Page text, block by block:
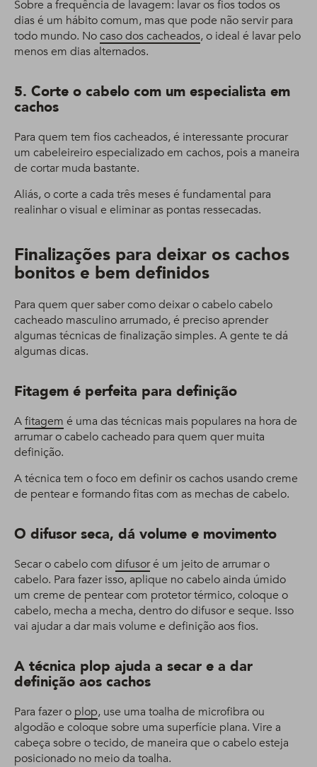
Sobre a frequência de lavagem: lavar os fios todos os
dias é um hábito comum, mas que pode não servir para
todo mundo. Nocaso dos cacheados, o ideal é lavar pelo
menos em dias alternados.
5. Corte o cabelo com um especialista em
cachos
Para quem tem fios cacheados, é interessante procurar
um cabeleireiro especializado em cachos, pois a maneira
de cortar muda bastante.
Aliás, o corte a cada três meses é fundamental para
realinhar o visual e eliminar as pontas ressecadas.
Finalizações para deixar os cachos
bonitos e bem definidos
Para quem quer saber como deixar o cabelo cabelo
cacheado masculino arrumado, é preciso aprender
algumas técnicas de finalização simples. A gente te dá
algumas dicas.
Fitagem é perfeita para definição
Afitagem é uma das técnicas mais populares na hora de
arrumar o cabelo cacheado para quem quer muita
definição.
A técnica tem o foco em definir os cachos usando creme
de pentear e formando fitas com as mechas de cabelo.
O difusor seca, dá volume e movimento
Secar o cabelo com difusoré um jeito de arrumar o
cabelo. Para fazer isso, aplique no cabelo ainda úmido
um creme de pentear com protetor térmico, coloque o
cabelo, mecha a mecha, dentro do difusor e seque. Isso
vai ajudar a dar mais volume e definição aos fios.
A técnica plop ajuda a secar e a dar
definição aos cachos
Para fazer o plop, use uma toalha de microfibra ou
algodão e coloque sobre uma superfície plana. Vire a
cabeça sobre o tecido, de maneira que o cabelo esteja
posicionado no meio da toalha.